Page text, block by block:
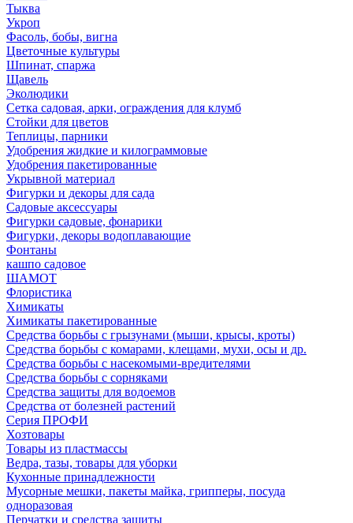
Тыква
Укроп
Фасоль, бобы, вигна
Цветочные культуры
Шпинат, спаржа
Щавель
Эколюдики
Сетка садовая, арки, ограждения для клумб
Стойки для цветов
Теплицы, парники
Удобрения жидкие и килограммовые
Удобрения пакетированные
Укрывной материал
Фигурки и декоры для сада
Садовые аксессуары
Фигурки садовые, фонарики
Фигурки, декоры водоплавающие
Фонтаны
кашпо садовое
ШАМОТ
Флористика
Химикаты
Химикаты пакетированные
Средства борьбы с грызунами (мыши, крысы, кроты)
Средства борьбы с комарами, клещами, мухи, осы и др.
Средства борьбы с насекомыми-вредителями
Средства борьбы с сорняками
Средства защиты для водоемов
Средства от болезней растений
Серия ПРОФИ
Хозтовары
Товары из пластмассы
Ведра, тазы, товары для уборки
Кухонные принадлежности
Мусорные мешки, пакеты майка, грипперы, посуда
одноразовая
Перчатки и средства защиты